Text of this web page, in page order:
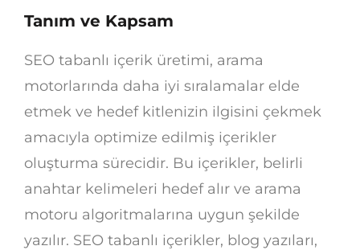
Tanım ve Kapsam
SEO tabanlı içerik üretimi, arama
motorlarında daha iyi sıralamalar elde
etmek ve hedef kitlenizin ilgisini çekmek
amacıyla optimize edilmiş içerikler
oluşturma sürecidir. Bu içerikler, belirli
anahtar kelimeleri hedef alır ve arama
motoru algoritmalarına uygun şekilde
yazılır. SEO tabanlı içerikler, blog yazıları,